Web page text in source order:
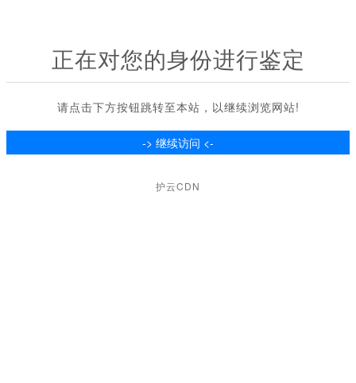
正在对您的身份进行鉴定
请点击下方按钮跳转至本站，以继续浏览网站!
护云CDN